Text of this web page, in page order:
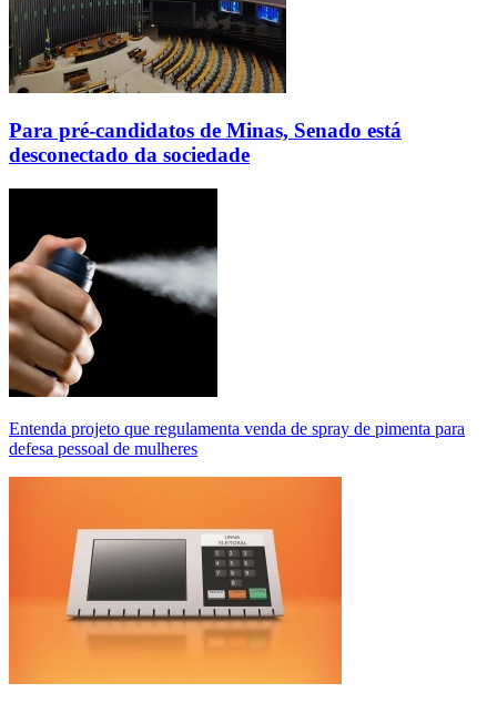
Para pré-candidatos de Minas, Senado está
desconectado da sociedade
Entenda projeto que regulamenta venda de spray de pimenta para
defesa pessoal de mulheres